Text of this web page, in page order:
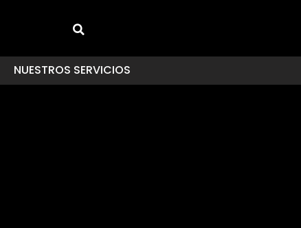
NUESTROS SERVICIOS